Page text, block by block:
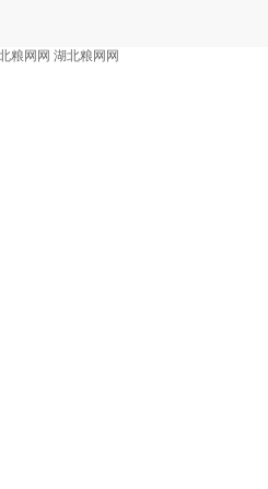
粮网网 湖北粮网网